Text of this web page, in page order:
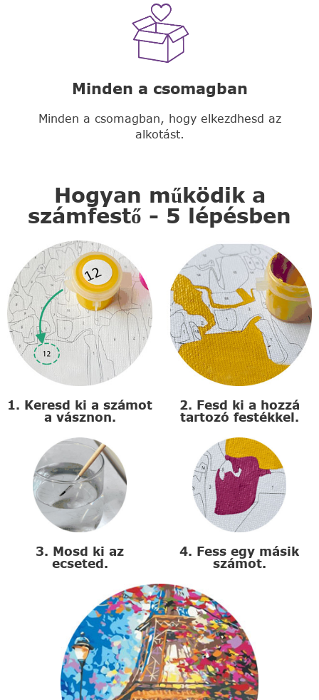
Minden a csomagban
Minden a csomagban, hogy elkezdhesd az
alkotást.
Hogyan működik a
számfestő - 5 lépésben
1. Keresd ki a számot
a vásznon.
2. Fesd ki a hozzá
tartozó festékkel.
3. Mosd ki az
ecseted.
4. Fess egy másik
számot.